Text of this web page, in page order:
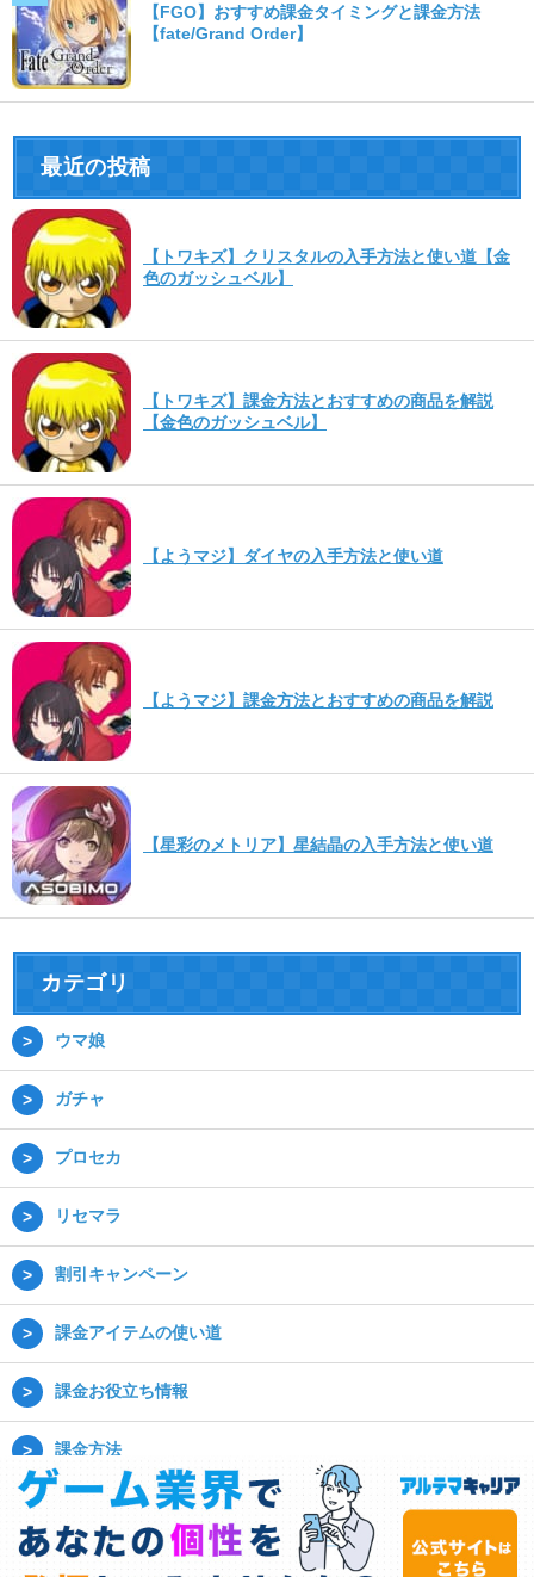
【FGO】おすすめ課金タイミングと課金方法
【fate/Grand Order】
最近の投稿
【トワキズ】クリスタルの入手方法と使い道【金
色のガッシュベル】
【トワキズ】課金方法とおすすめの商品を解説
【金色のガッシュベル】
【ようマジ】ダイヤの入手方法と使い道
【ようマジ】課金方法とおすすめの商品を解説
【星彩のメトリア】星結晶の入手方法と使い道
カテゴリ
ウマ娘
ガチャ
プロセカ
リセマラ
割引キャンペーン
課金アイテムの使い道
課金お役立ち情報
課金方法